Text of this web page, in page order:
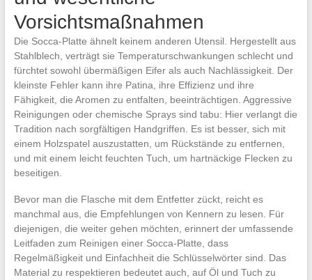
Vorsichtsmaßnahmen
Die Socca-Platte ähnelt keinem anderen Utensil. Hergestellt aus
Stahlblech, verträgt sie Temperaturschwankungen schlecht und
fürchtet sowohl übermäßigen Eifer als auch Nachlässigkeit. Der
kleinste Fehler kann ihre Patina, ihre Effizienz und ihre
Fähigkeit, die Aromen zu entfalten, beeinträchtigen. Aggressive
Reinigungen oder chemische Sprays sind tabu: Hier verlangt die
Tradition nach sorgfältigen Handgriffen. Es ist besser, sich mit
einem Holzspatel auszustatten, um Rückstände zu entfernen,
und mit einem leicht feuchten Tuch, um hartnäckige Flecken zu
beseitigen.
Bevor man die Flasche mit dem Entfetter zückt, reicht es
manchmal aus, die Empfehlungen von Kennern zu lesen. Für
diejenigen, die weiter gehen möchten, erinnert der umfassende
Leitfaden zum Reinigen einer Socca-Platte, dass
Regelmäßigkeit und Einfachheit die Schlüsselwörter sind. Das
Material zu respektieren bedeutet auch, auf Öl und Tuch zu